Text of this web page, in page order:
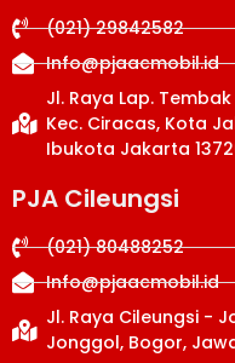
(021) 29842582
Info@pjaacmobil.id
Jl. Raya Lap.
Kec. Ciracas, Kota
Ibukota Jakarta
PJA Cileungsi
(021) 80488252
Info@pjaacmobil.id
Jl. Raya Cileungsi -
Jonggol, Bogor,